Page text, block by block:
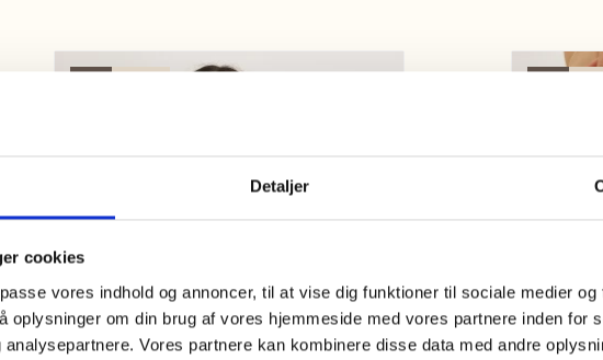
Detaljer
cookies
vores indhold og annoncer, til at vise dig funktioner til sociale medier og
oplysninger om din brug af vores hjemmeside med vores partnere inden for
Vores partnere kan kombinere disse data med andre